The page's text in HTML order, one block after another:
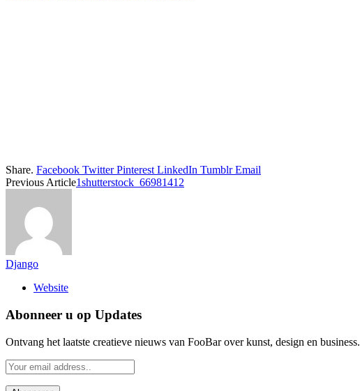
Share. Facebook Twitter Pinterest LinkedIn Tumblr Email
Previous Article1shutterstock_66981412
Django
Website
Abonneer u op Updates
Ontvang het laatste creatieve nieuws van FooBar over kunst, design en business.